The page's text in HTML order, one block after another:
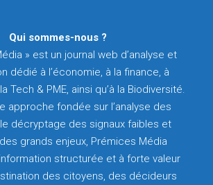
Qui sommes-nous ?
» est un journal web d’analyse et
dédié à l’économie, à la finance, à
Tech & PME, ainsi qu’à la Biodiversité.
approche fondée sur l’analyse des
décryptage des signaux faibles et
des grands enjeux, Prémices Média
structurée et à forte valeur
des citoyens, des décideurs